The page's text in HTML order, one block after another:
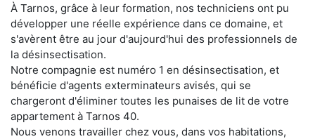
À Tarnos, grâce à leur formation, nos techniciens ont pu
développer une réelle expérience dans ce domaine, et
s'avèrent être au jour d'aujourd'hui des professionnels de
la désinsectisation.
Notre compagnie est numéro 1 en désinsectisation, et
bénéficie d'agents exterminateurs avisés, qui se
chargeront d'éliminer toutes les punaises de lit de votre
appartement à Tarnos 40.
Nous venons travailler chez vous, dans vos habitations,